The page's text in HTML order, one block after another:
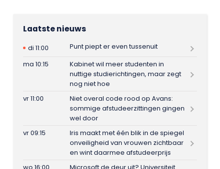
Laatste nieuws
di 11:00
Punt piept er even tussenuit
ma 10:15
Kabinet wil meer studenten in
nuttige studierichtingen, maar zegt
nog niet hoe
vr 11:00
Niet overal code rood op Avans:
sommige afstudeerzittingen gingen
wel door
vr 09:15
Iris maakt met één blik in de spiegel
onveiligheid van vrouwen zichtbaar
en wint daarmee afstudeerprijs